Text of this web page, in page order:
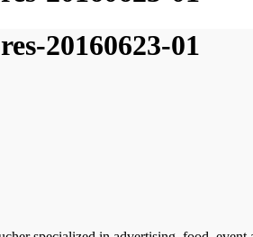
20160623-01